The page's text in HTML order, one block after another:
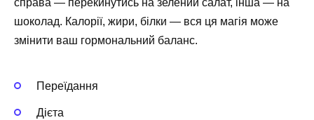
шоколад. Калорії, жири, білки — вся ця магія може
змінити ваш гормональний баланс.
Переїдання
Дієта